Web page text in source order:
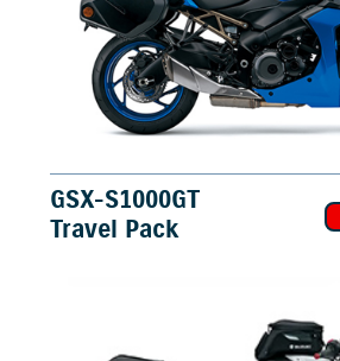
GSX-S1000GT
Travel Pack